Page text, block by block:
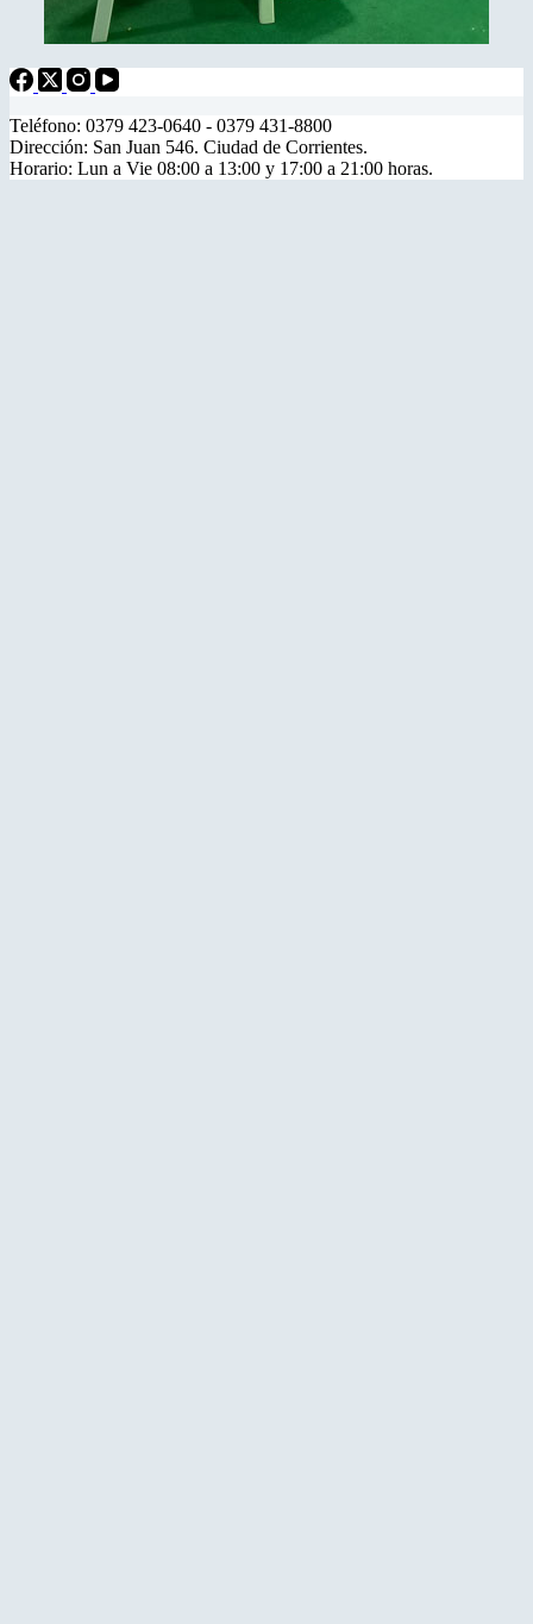
Teléfono: 0379 423-0640 - 0379 431-8800
Dirección: San Juan 546. Ciudad de Corrientes.
Horario: Lun a Vie 08:00 a 13:00 y 17:00 a 21:00 horas.